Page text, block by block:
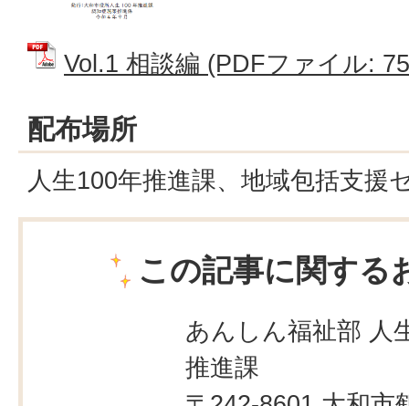
Vol.1 相談編 (PDFファイル:
配布場所
人生100年推進課、地域包括支援
この記事に関する
あんしん福祉部 人
推進課